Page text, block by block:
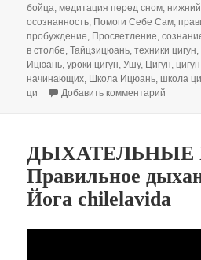
бойца,медитация перед сном,
осознанность, Помоги Себе Сам,
пробуждение, Просветление,
в столбе,Тайцзицюань,техники цигун,
Ицюань,уроки цигун,Ушу, Цигун,
начинающих, Школа Ицюань,школа
ци
Добавить комментарий
ДЫХАТЕЛЬНЫЕ
Правильное
Йога chilelavida